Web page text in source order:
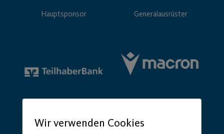
Hauptsponsor Generalausrüster
Wir verwenden Cookies